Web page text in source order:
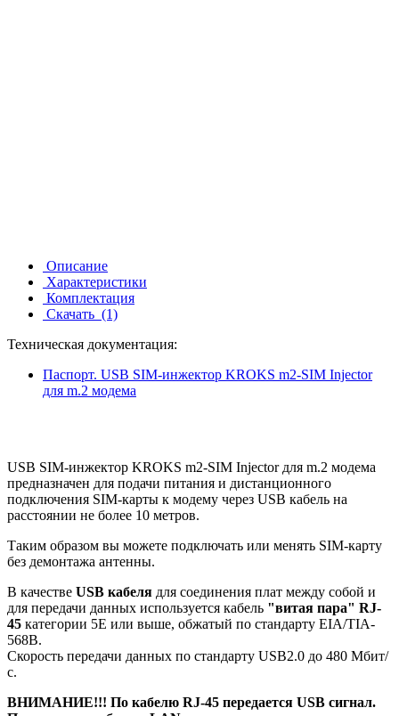
Описание
Характеристики
Комплектация
Скачать (1)
Техническая документация:
Паспорт. USB SIM-инжектор KROKS m2-SIM Injector
для m.2 модема
USB SIM-инжектор KROKS m2-SIM Injector для m.2 модема
предназначен для подачи питания и дистанционного
подключения SIM-карты к модему через USB кабель на
расстоянии не более 10 метров.
Таким образом вы можете подключать или менять SIM-карту
без демонтажа антенны.
В качестве USB кабеля для соединения плат между собой и
для передачи данных используется кабель "витая пара" RJ-
45 категории 5E или выше, обжатый по стандарту EIA/TIA-
568B.
Скорость передачи данных по стандарту USB2.0 до 480 Мбит/
с.
ВНИМАНИЕ!!! По кабелю RJ-45 передается USB сигнал.